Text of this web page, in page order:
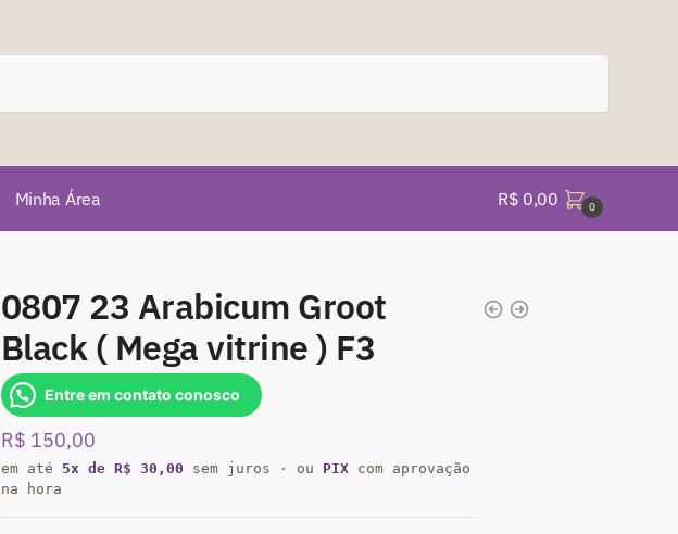
Minha Área R$ 0,00 0
0807 23 Arabicum Groot
Black ( Mega vitrine ) F3
Entre em contato conosco
R$ 150,00
em até 5x de R$ 30,00 sem juros · ou PIXcom aprovação
na hora